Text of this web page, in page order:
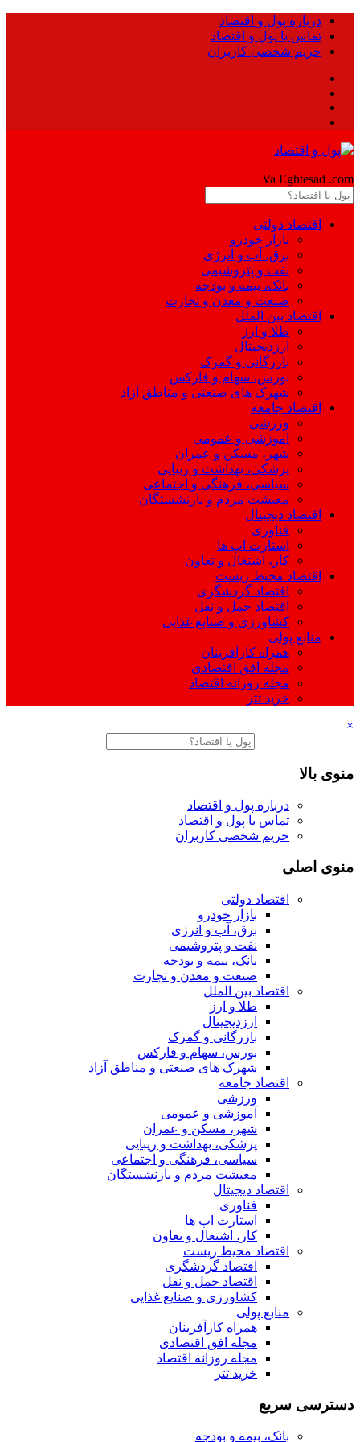
درباره پول و اقتصاد
تماس با پول و اقتصاد
حریم شخصی کاربران
Va Eghtesad .com
اقتصاد دولتی
بازار خودرو
برق، آب و انرژی
نفت و پتروشیمی
بانک، بیمه و بودجه
صنعت و معدن و تجارت
اقتصاد بین الملل
طلا و ارز
ارزدیجیتال
بازرگانی و گمرک
بورس، سهام و فارکس
شهرک های صنعتی و مناطق آزاد
اقتصاد جامعه
ورزشی
آموزشی و عمومی
شهر، مسکن و عمران
پزشکی، بهداشت و زیبایی
سیاسی، فرهنگی و اجتماعی
معیشت مردم و بازنشستگان
اقتصاد دیجیتال
فناوری
استارت اپ ها
کار، اشتغال و تعاون
اقتصاد محیط زیست
اقتصاد گردشگری
اقتصاد حمل و نقل
کشاورزی و صنایع غذایی
منابع پولی
همراه کارآفرینان
مجله افق اقتصادی
مجله روزانه اقتصاد
خرید تتر
×
منوی بالا
درباره پول و اقتصاد
تماس با پول و اقتصاد
حریم شخصی کاربران
منوی اصلی
اقتصاد دولتی
بازار خودرو
برق، آب و انرژی
نفت و پتروشیمی
بانک، بیمه و بودجه
صنعت و معدن و تجارت
اقتصاد بین الملل
طلا و ارز
ارزدیجیتال
بازرگانی و گمرک
بورس، سهام و فارکس
شهرک های صنعتی و مناطق آزاد
اقتصاد جامعه
ورزشی
آموزشی و عمومی
شهر، مسکن و عمران
پزشکی، بهداشت و زیبایی
سیاسی، فرهنگی و اجتماعی
معیشت مردم و بازنشستگان
اقتصاد دیجیتال
فناوری
استارت اپ ها
کار، اشتغال و تعاون
اقتصاد محیط زیست
اقتصاد گردشگری
اقتصاد حمل و نقل
کشاورزی و صنایع غذایی
منابع پولی
همراه کارآفرینان
مجله افق اقتصادی
مجله روزانه اقتصاد
خرید تتر
دسترسی سریع
بانک، بیمه و بودجه